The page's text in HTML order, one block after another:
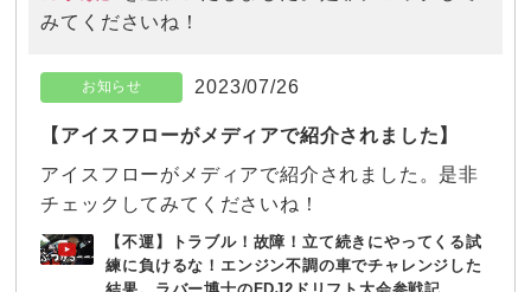
みてくださいね！
お知らせ 2023/07/26
【アイスフローがメディアで紹介されました】
アイスフローがメディアで紹介されました。是非
チェックしてみてくださいね！
【不運】トラブル！故障！立て続きにやってくる試
練に負けるな！エンジン不調の車でチャレンジした
結果。ラバー博士のFDJ2ドリフト大会参戦記